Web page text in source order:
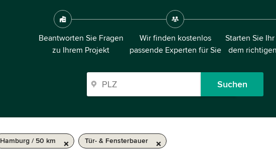
Beantworten Sie Fragen
zu Ihrem Projekt
Wir finden kostenlos
passende Experten für Sie
Starten Sie
dem
Suchen
Hamburg / 50 km Tür- & Fensterbauer